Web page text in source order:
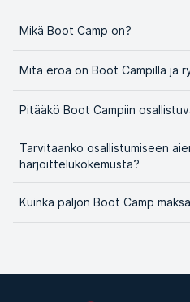
Mikä Boot Camp on?
Mitä eroa on Boot Campilla ja
Pitääkö Boot Campiin
Tarvitaanko osallistumiseen
harjoittelukokemusta?
Kuinka paljon Boot Camp